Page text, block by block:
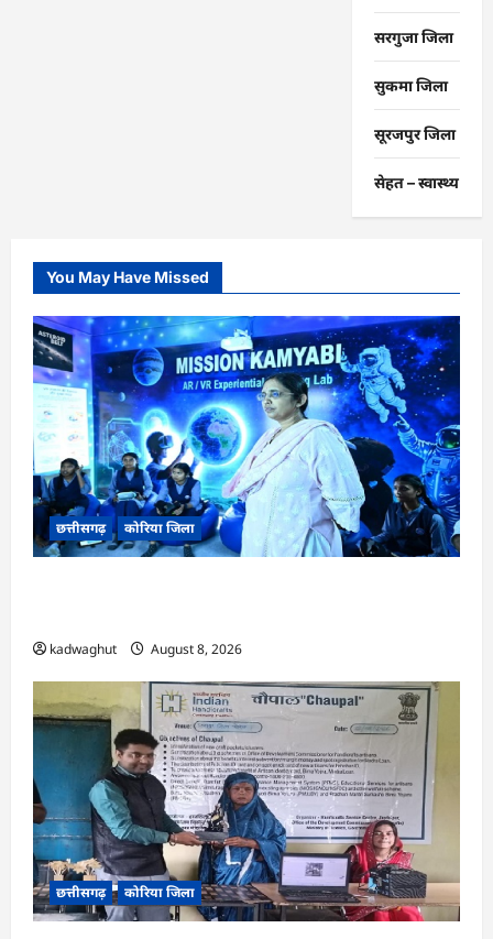
सरगुजा जिला
सुकमा जिला
सूरजपुर जिला
सेहत – स्‍वास्‍थ्‍य
You May Have Missed
छत्तीसगढ़ कोरिया जिला
kadwaghut August 8, 2026
छत्तीसगढ़ कोरिया जिला